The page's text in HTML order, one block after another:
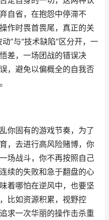
自省，在抱怨中停滞不
作时畏首畏尾，真正的关
”与“技术缺陷”区分开，一
差，一场团战的错误决
，避免以偏概全的自我否
你固有的游戏节奏，为了
，去进行高风险赌博，你
场战斗，你不再按照自己
续的失败和急于翻盘的心
着哪怕在逆风中，也要坚
比如资源积累，视野控
求一次华丽的操作击杀重